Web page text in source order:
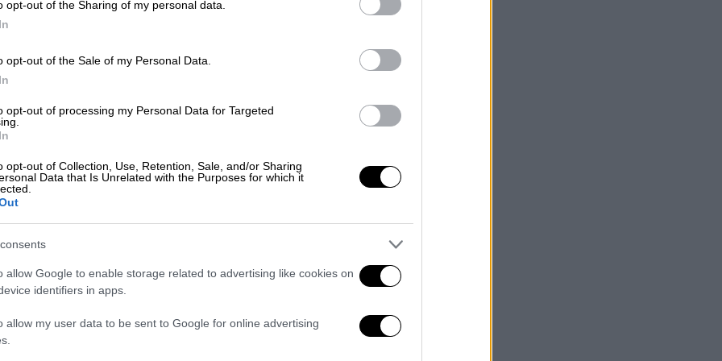
opt-out of the Sharing of my personal data.
opt-out of the Sale of my Personal Data.
opt-out of processing my Personal Data for Targeted
opt-out of Collection, Use, Retention, Sale, and/or Sharing
Data that Is Unrelated with the Purposes for which it
allow Google to enable storage related to advertising like cookies on
identifiers in apps.
allow my user data to be sent to Google for online advertising
Κόσμος|18.11.2022 22:56
κάτοικοι της πόλης Utqiagvik της
Τι είναι το φαινόμενο της πολικής
Σινεμά|01.10.2022 08:11
Η Τελευταία Νύχτα με τις
Μάσκες: Η Λόρι γίνεται η ηρωίδα